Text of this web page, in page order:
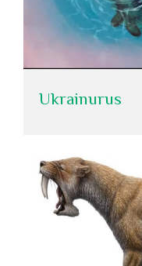
Ukrainurus